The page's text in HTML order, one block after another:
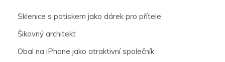
Sklenice s potiskem jako dárek pro přítele
Šikovný architekt
Obal na iPhone jako atraktivní společník